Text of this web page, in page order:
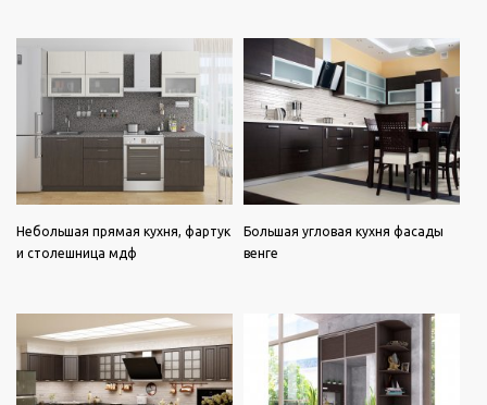
Небольшая прямая кухня, фартук
и столешница мдф
Большая угловая кухня фасады
венге